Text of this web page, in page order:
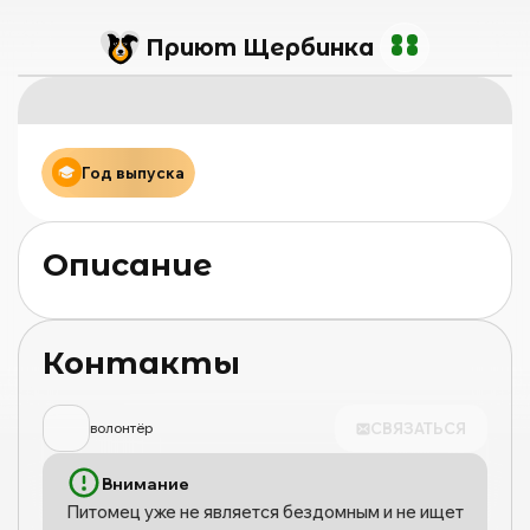
Приют Щербинка
Описание
Контакты
волонтёр СВЯЗАТЬСЯ
Внимание
Питомец уже не является бездомным и не ищет
Год выпуска